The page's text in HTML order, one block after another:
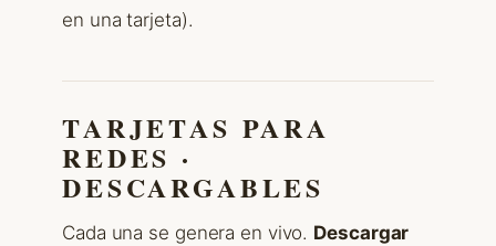
en una tarjeta).
TARJETAS PARA
REDES ·
DESCARGABLES
Cada una se genera en vivo. Descargar